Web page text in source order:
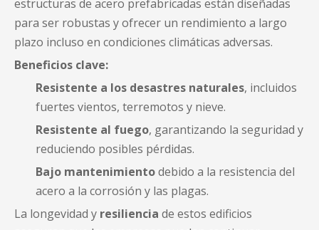
estructuras de acero prefabricadas están diseñadas
para ser robustas y ofrecer un rendimiento a largo
plazo incluso en condiciones climáticas adversas.
Beneficios clave:
Resistente a los desastres naturales, incluidos
fuertes vientos, terremotos y nieve.
Resistente al fuego, garantizando la seguridad y
reduciendo posibles pérdidas.
Bajo mantenimientodebido a la resistencia del
acero a la corrosión y las plagas.
La longevidad y resiliencia de estos edificios